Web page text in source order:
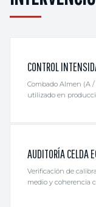
CONTROL
Combado Almen (A
utilizado en
AUDITORÍA CELDA
Verificación de
medio y coherencia